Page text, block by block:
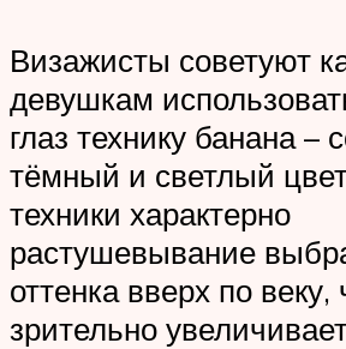
Визажисты советуют
девушкам
глаз технику банана –
тёмный и светлый
техники характерно
растушевывание
оттенка вверх по веку,
зрительно